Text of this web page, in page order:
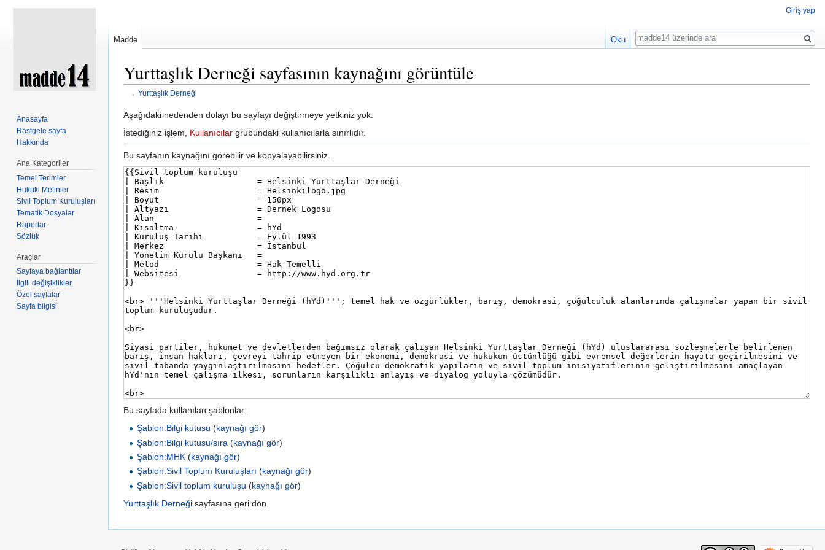
Yurttaşlık Derneği sayfasının kaynağını görüntüle
←Yurttaşlık Derneği
Aşağıdaki nedenden dolayı bu sayfayı değiştirmeye yetkiniz yok:
İstediğiniz işlem, Kullanıcılar grubundaki kullanıcılarla sınırlıdır.
Bu sayfanın kaynağını görebilir ve kopyalayabilirsiniz.
Bu sayfada kullanılan şablonlar:
Şablon:Bilgi kutusu (kaynağı gör)
Şablon:Bilgi kutusu/sıra (kaynağı gör)
Şablon:MHK (kaynağı gör)
Şablon:Sivil Toplum Kuruluşları (kaynağı gör)
Şablon:Sivil toplum kuruluşu (kaynağı gör)
Yurttaşlık Derneği sayfasına geri dön.
Giriş yap
Madde Oku
Ara
Anasayfa
Rastgele sayfa
Hakkında
Ana Kategoriler
Temel Terimler
Hukuki Metinler
Sivil Toplum Kuruluşları
Tematik Dosyalar
Raporlar
Sözlük
Araçlar
Sayfaya bağlantılar
İlgili değişiklikler
Özel sayfalar
Sayfa bilgisi